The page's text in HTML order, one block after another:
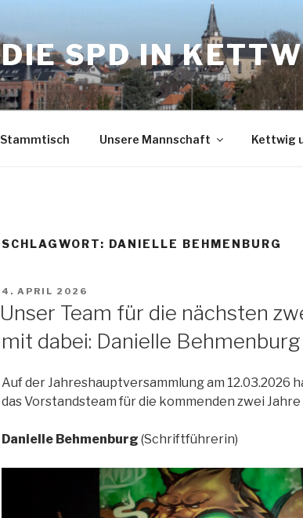
DIE SPD IN
Stammtisch Unsere Mannschaft Kettwig
SCHLAGWORT: DANIELLE BEHMENBURG
VERÖFFENTLICHT
4. APRIL 2026
Unser Team für die nächsten
mit dabei: Danielle Behmenburg
Auf der Jahreshauptversammlung am 12.03.2026
das Vorstandsteam für die kommenden zwei
Danielle Behmenburg (Schriftführerin)